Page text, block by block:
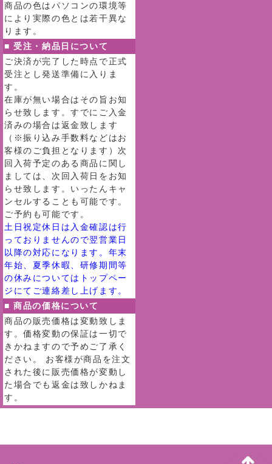
商品の色はパソコンの環境等
により実際の色とは若干異な
ります。
■ 受注・納品日について
ご決済が完了した時点で正式
受注とし発送準備に入りま
す。
在庫が無い場合はその旨お知
らせ致します。すでにご入金
済みの場合は返金致します
（※振り込み手数料などはお
客様のご負担となります）次
回入荷予定のある商品に関し
ましては、次回入荷日をお知
らせ致します。いったんキャ
ンセルすることも可能です。
ご予約も可能です。
土日祝定休日は入金確認は行
っておりませんので翌営業日
以降の対応になります。年末
年始、夏季休暇、研修期間等
の休みについてはトップペー
ジにてご連絡差し上げます。
■ 商品の価格について
商品の販売価格は変動致しま
す。価格変動の保証は一切で
きかねますので予めご了承く
ださい。 お客様が商品を注文
された後に販売価格が変動し
た場合でも返金は致しかねま
す。